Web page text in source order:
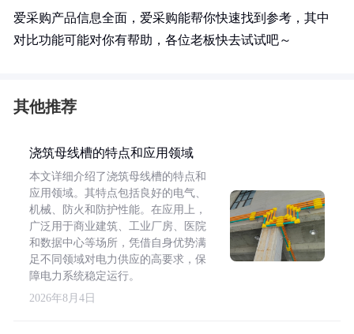
爱采购产品信息全面，爱采购能帮你快速找到参考，其中
对比功能可能对你有帮助，各位老板快去试试吧～
其他推荐
浇筑母线槽的特点和应用领域
本文详细介绍了浇筑母线槽的特点和
应用领域。其特点包括良好的电气、
机械、防火和防护性能。在应用上，
广泛用于商业建筑、工业厂房、医院
和数据中心等场所，凭借自身优势满
足不同领域对电力供应的高要求，保
障电力系统稳定运行。
2026年8月4日